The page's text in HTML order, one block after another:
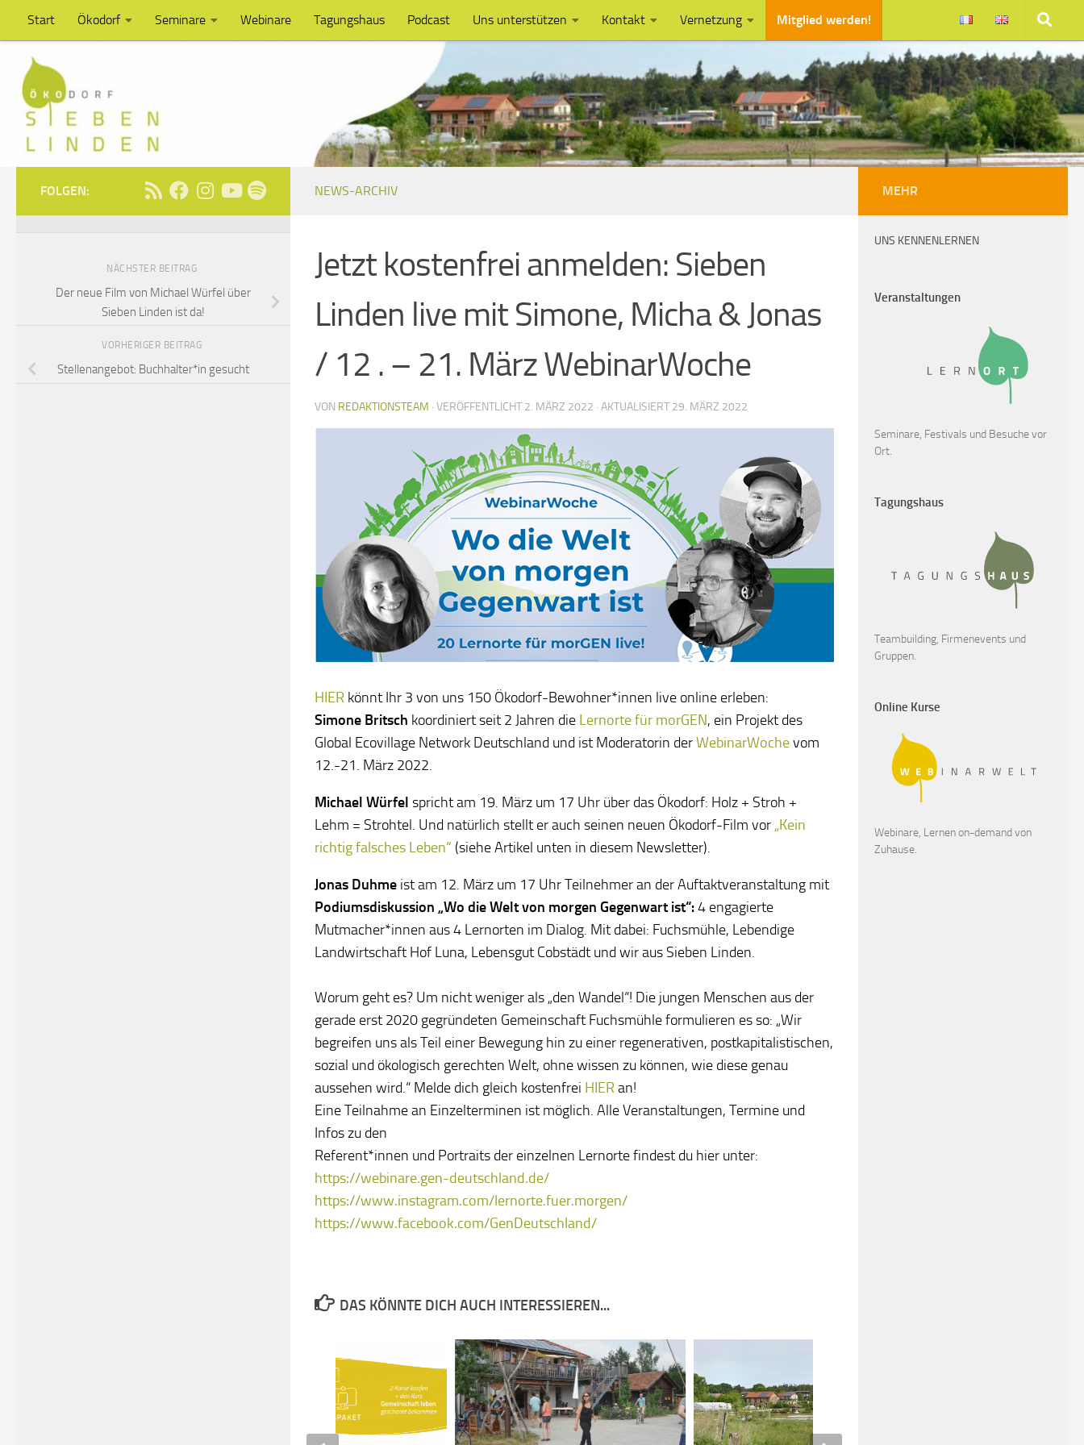
Unter dem Inhalt
Start Ökodorf Seminare Webinare Tagungshaus Podcast Uns unterstützen Kontakt Vernetzung Mitglied werden!
NEWS-ARCHIV
Jetzt kostenfrei anmelden: Sieben
Linden live mit Simone, Micha & Jonas
/ 12 . – 21. März WebinarWoche
VON REDAKTIONSTEAM · VERÖFFENTLICHT 2. MÄRZ 2022 · AKTUALISIERT 29. MÄRZ 2022
HIER könnt Ihr 3 von uns 150 Ökodorf-Bewohner*innen live online erleben:
Simone Britsch koordiniert seit 2 Jahren die Lernorte für morGEN, ein Projekt des
Global Ecovillage Network Deutschland und ist Moderatorin derWebinarWochevom
12.-21. März 2022.
Michael Würfel spricht am 19. März um 17 Uhr über das Ökodorf: Holz + Stroh +
Lehm = Strohtel. Und natürlich stellt er auch seinen neuen Ökodorf-Film vor „Kein
richtig falsches Leben“ (siehe Artikel unten in diesem Newsletter).
Jonas Duhme ist am 12. März um 17 Uhr Teilnehmer an der Auftaktveranstaltung mit
Podiumsdiskussion „Wo die Welt von morgen Gegenwart ist“:4 engagierte
Mutmacher*innen aus 4 Lernorten im Dialog. Mit dabei: Fuchsmühle, Lebendige
Landwirtschaft Hof Luna, Lebensgut Cobstädt und wir aus Sieben Linden.
Worum geht es? Um nicht weniger als „den Wandel“! Die jungen Menschen aus der
gerade erst 2020 gegründeten Gemeinschaft Fuchsmühle formulieren es so: „Wir
begreifen uns als Teil einer Bewegung hin zu einer regenerativen, postkapitalistischen,
sozial und ökologisch gerechten Welt, ohne wissen zu können, wie diese genau
aussehen wird.“ Melde dich gleich kostenfrei HIER an!
Eine Teilnahme an Einzelterminen ist möglich. Alle Veranstaltungen, Termine und
Infos zu den
Referent*innen und Portraits der einzelnen Lernorte findest du hier unter:
https://webinare.gen-deutschland.de/
https://www.instagram.com/lernorte.fuer.morgen/
https://www.facebook.com/GenDeutschland/
DAS KÖNNTE DICH AUCH INTERESSIEREN...
FOLGEN:
NÄCHSTER BEITRAG
Der neue Film von Michael Würfel über
Sieben Linden ist da!
VORHERIGER BEITRAG
Stellenangebot: Buchhalter*in gesucht
MEHR
UNS KENNENLERNEN
Veranstaltungen
Seminare, Festivals und Besuche vor
Ort.
Tagungshaus
Teambuilding, Firmenevents und
Gruppen.
Online Kurse
Webinare, Lernen on-demand von
Zuhause.